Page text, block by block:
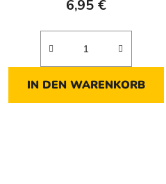
6,95 €
IN DEN WARENKORB